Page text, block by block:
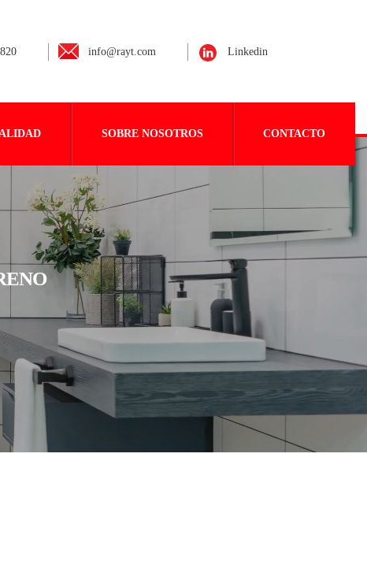
info@rayt.com Linkedin
SOBRE NOSOTROS CONTACTO